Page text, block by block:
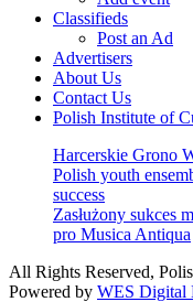
Classifieds
Post an Ad
Advertisers
About Us
Contact Us
Polish Institute of
Harcerskie Grono
Polish youth
success
Zasłużony sukces
pro Musica Antiqua
All Rights Reserved,
Powered by WES Digital